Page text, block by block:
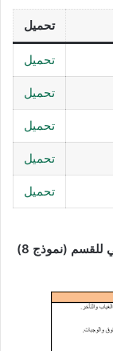
تحميل
تحميل
تحميل
تحميل
تحميل
تحميل
للقسم (نموذج 8)